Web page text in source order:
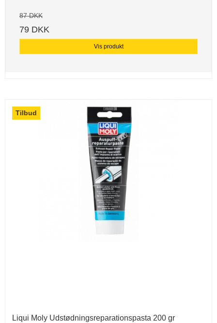
87 DKK
79 DKK
Vis produkt
Tilbud
Liqui Moly Udstødningsreparationspasta 200 gr